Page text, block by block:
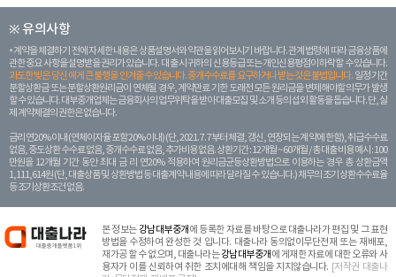
※ 유의사항
계약을 체결하기 전에 자세한 내용은 상품설명서와 약관을 읽어보시기 바랍니다. 관계 법령에 따라 금융상품에
관한 중요 사항을 설명받을 권리가 있습니다. 대 출 시 귀하의 신용등급 또는 개인신용평점이 하락할 수 있습니다.
과도한 빚은 당신 에게 큰 불행을 안겨줄 수 있습니다. 중개수수료를 요구하거나 받는 것은 불법입니다. 일정 기간
분할상환금 또는 분할상환원리금이 연체될 경우, 계약만료 기한 도래전 모든 원리금을 변제해야할 의무가 발생
할 수 있습니다. 대부중개업체는 금융회사의 업무위탁을 받아 대출모집 및 소개 등의 섭외 활동을 돕습니다. 단, 실
제 계약체결의 권한은 없습니다.
금리 연20% 이내 (연체이자율 포함 20% 이내) (단, 2021. 7. 7부터 체결, 갱신, 연장되는 계 약에 한함), 취급수수료
없음, 중도상환 수수료 없음, 중개수수료 없음, 추가비용 없음. 상환기간 : 12개월 ~ 60개월 / 총 대출 비용 예시 : 100
만원을 12개월 기간 동안 최대 금 리 연20% 적용하여 원리금균등상환방법으로 이용하는 경우 총 상환금액
1,111,614원 (단, 대출상품 및 상환방법 등 대출계약 내용에 따라 달라질 수 있습니다.) 채무의 조기 상환수수료율
등 조기상환조건 없음.
본 정보는강남대부중개 에 등록한 자료를 바탕으로 대출나라가 편집 및 그 표현
방법을 수정하여 완성한 것 입니다. 대출나라 동의없이무단전재 또는 재배포,
재가공 할 수 없으며, 대출나라는강남대부중개 에 게재한 자료에 대한 오류와 사
용자가 이를 신뢰하여 취한 조치에대해 책임을 지지않습니다. [저작권 대출나